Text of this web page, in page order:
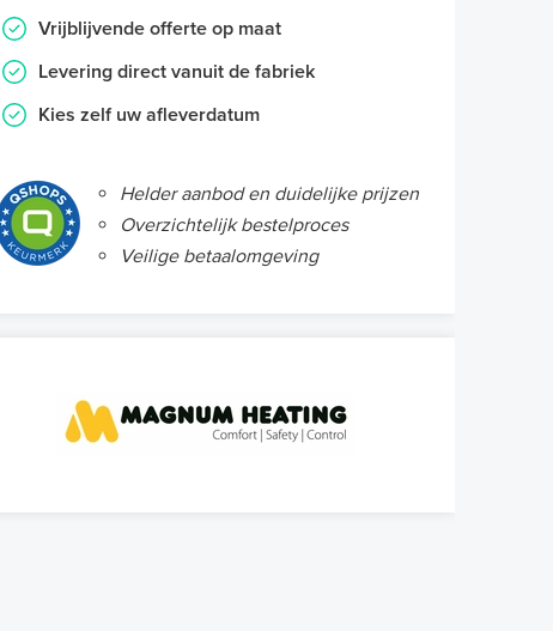
Vrijblijvende offerte op maat
Levering direct vanuit de fabriek
Kies zelf uw afleverdatum
Helder aanbod en duidelijke prijzen
Overzichtelijk bestelproces
Veilige betaalomgeving